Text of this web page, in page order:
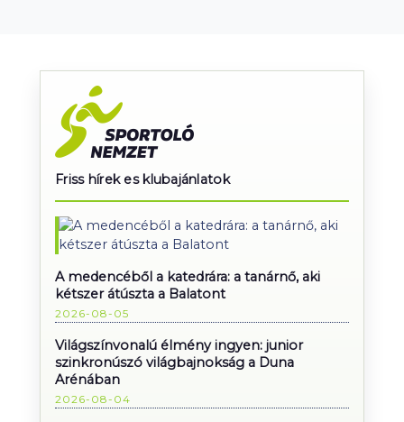
Friss hírek es klubajánlatok
A medencéből a katedrára: a tanárnő, aki
kétszer átúszta a Balatont
2026-08-05
Világszínvonalú élmény ingyen: junior
szinkronúszó világbajnokság a Duna
Arénában
2026-08-04